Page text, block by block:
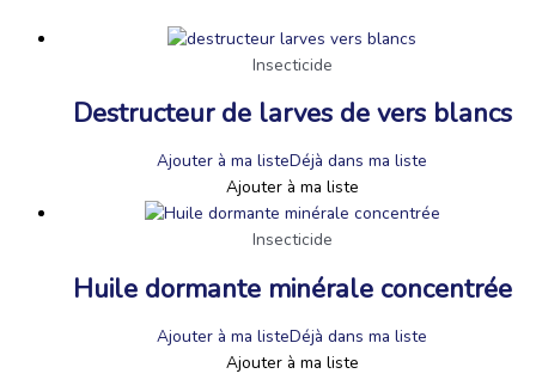
Insecticide
Destructeur de larves de vers blancs
Ajouter à ma listeDéjà dans ma liste
Ajouter à ma liste
Insecticide
Huile dormante minérale concentrée
Ajouter à ma listeDéjà dans ma liste
Ajouter à ma liste